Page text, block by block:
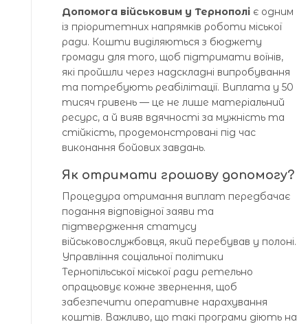
Допомога військовим у Тернополі є одним
із пріоритетних напрямків роботи міської
ради. Кошти виділяються з бюджету
громади для того, щоб підтримати воїнів,
які пройшли через надскладні випробування
та потребують реабілітації. Виплата у 50
тисяч гривень — це не лише матеріальний
ресурс, а й вияв вдячності за мужність та
стійкість, продемонстровані під час
виконання бойових завдань.
Як отримати грошову допомогу?
Процедура отримання виплат передбачає
подання відповідної заяви та
підтвердження статусу
військовослужбовця, який перебував у полоні.
Управління соціальної політики
Тернопільської міської ради ретельно
опрацьовує кожне звернення, щоб
забезпечити оперативне нарахування
коштів. Важливо, що такі програми діють на